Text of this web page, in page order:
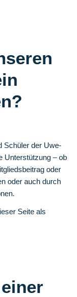
Schüler der Uwe-
Unterstützung – ob
oder
oder auch durch
Seite als